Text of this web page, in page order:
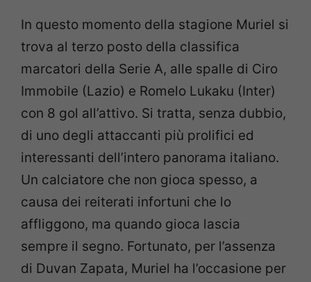
In questo momento della stagione Muriel si
trova al terzo posto della classifica
marcatori della Serie A, alle spalle di Ciro
Immobile (Lazio) e Romelo Lukaku (Inter)
con 8 gol all’attivo. Si tratta, senza dubbio,
di uno degli attaccanti più prolifici ed
interessanti dell’intero panorama italiano.
Un calciatore che non gioca spesso, a
causa dei reiterati infortuni che lo
affliggono, ma quando gioca lascia
sempre il segno. Fortunato, per l’assenza
di Duvan Zapata, Muriel ha l’occasione per